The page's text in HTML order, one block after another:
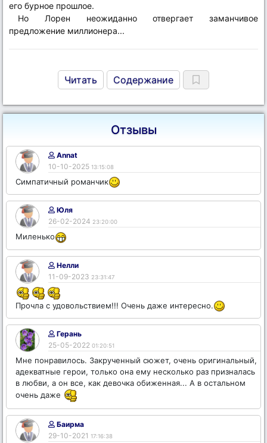
его бурное прошлое.
Но Лорен неожиданно отвергает заманчивое
предложение миллионера...
Читать Содержание
Отзывы
Annat
10-10-2025 13:15:08
Симпатичный романчик
Юля
26-02-2024 23:20:00
Миленько
Нелли
11-09-2023 23:31:47
Прочла с удовольствием!!! Очень даже интересно.
Герань
25-05-2022 01:20:51
Мне понравилось. Закрученный сюжет, очень оригинальный,
адекватные герои, только она ему несколько раз призналась
в любви, а он все, как девочка обиженная... А в остальном
очень даже
Баирма
29-10-2021 17:16:38